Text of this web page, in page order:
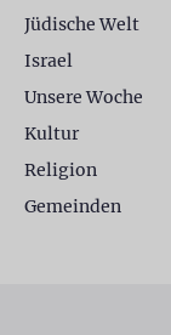
Jüdische Welt
Israel
Unsere Woche
Kultur
Religion
Gemeinden